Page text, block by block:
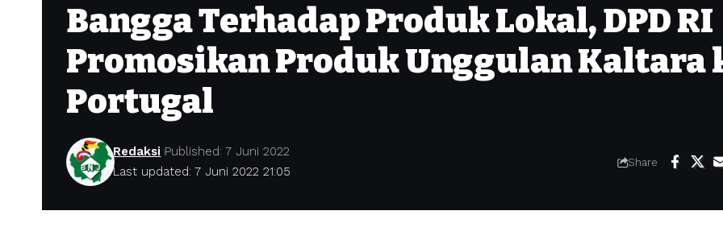
Bangga Terhadap Produk Lokal, DPD RI
Promosikan Produk Unggulan Kaltara
Portugal
Last updated: 7 Juni 2022 21:05
Redaksi Published: 7 Juni 2022
Share